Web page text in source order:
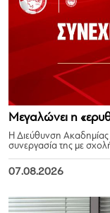
Μεγαλώνει η
Η Διεύθυνση
συνεργασία της με
07.08.2026